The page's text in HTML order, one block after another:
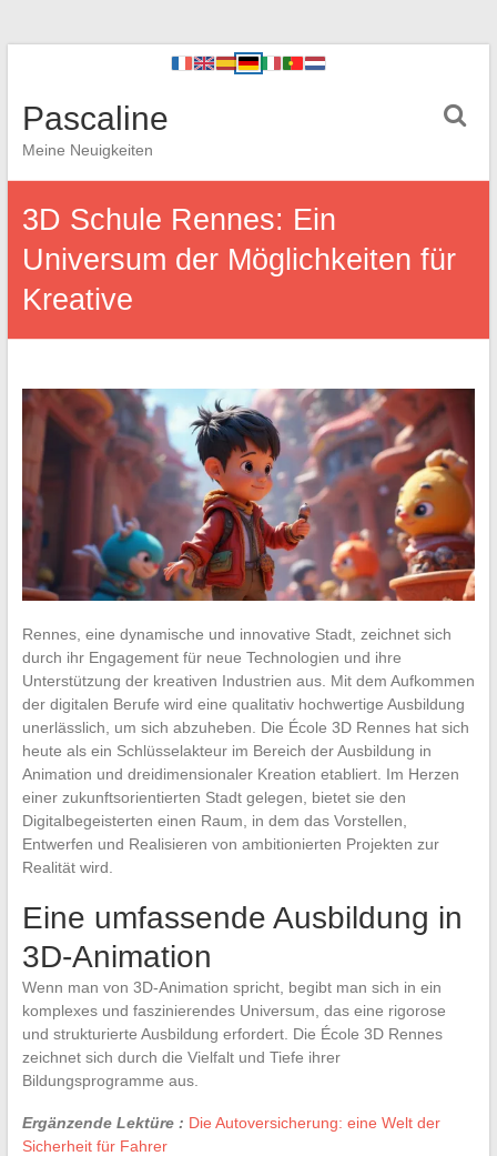
Pascaline
Meine Neuigkeiten
3D Schule Rennes: Ein
Universum der Möglichkeiten für
Kreative
Rennes, eine dynamische und innovative Stadt, zeichnet sich
durch ihr Engagement für neue Technologien und ihre
Unterstützung der kreativen Industrien aus. Mit dem Aufkommen
der digitalen Berufe wird eine qualitativ hochwertige Ausbildung
unerlässlich, um sich abzuheben. Die École 3D Rennes hat sich
heute als ein Schlüsselakteur im Bereich der Ausbildung in
Animation und dreidimensionaler Kreation etabliert. Im Herzen
einer zukunftsorientierten Stadt gelegen, bietet sie den
Digitalbegeisterten einen Raum, in dem das Vorstellen,
Entwerfen und Realisieren von ambitionierten Projekten zur
Realität wird.
Eine umfassende Ausbildung in
3D-Animation
Wenn man von 3D-Animation spricht, begibt man sich in ein
komplexes und faszinierendes Universum, das eine rigorose
und strukturierte Ausbildung erfordert. Die École 3D Rennes
zeichnet sich durch die Vielfalt und Tiefe ihrer
Bildungsprogramme aus.
Ergänzende Lektüre : Die Autoversicherung: eine Welt der
Sicherheit für Fahrer